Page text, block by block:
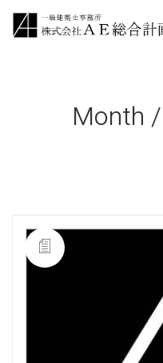
Month /